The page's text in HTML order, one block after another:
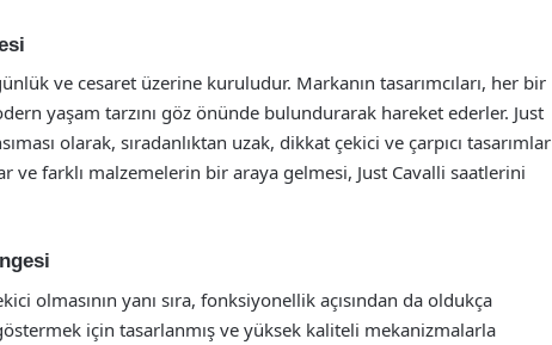
ve cesaret üzerine kuruludur. Markanın tasarımcıları, her bir
yaşam tarzını göz önünde bulundurarak hareket ederler. Just
olarak, sıradanlıktan uzak, dikkat çekici ve çarpıcı tasarımlar
ve farklı malzemelerin bir araya gelmesi, Just Cavalli saatlerini
olmasının yanı sıra, fonksiyonellik açısından da oldukça
için tasarlanmış ve yüksek kaliteli mekanizmalarla